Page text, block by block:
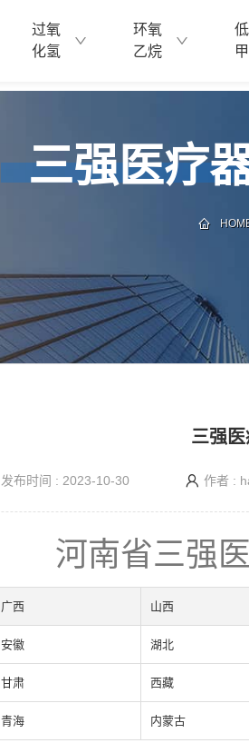
过氧
化氢
环氧
乙烷
三强医疗
三强
发布时间 : 2023-10-30 作者 :
河南省三强
广西 山西
安徽 湖北
甘肃 西藏
青海 内蒙古